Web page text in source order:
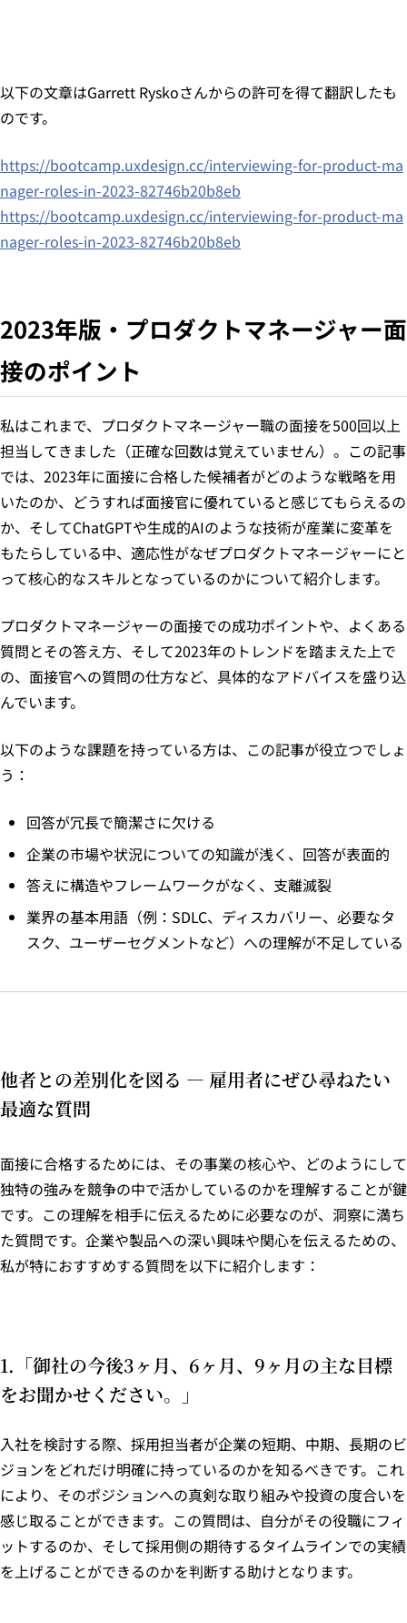
以下の文章はGarrett Ryskoさんからの許可を得て翻訳したも
のです。
https://bootcamp.uxdesign.cc/interviewing-for-product-ma
nager-roles-in-2023-82746b20b8eb
https://bootcamp.uxdesign.cc/interviewing-for-product-ma
nager-roles-in-2023-82746b20b8eb
2023年版・プロダクトマネージャー面
接のポイント
私はこれまで、プロダクトマネージャー職の面接を500回以上
担当してきました（正確な回数は覚えていません）。この記事
では、2023年に面接に合格した候補者がどのような戦略を用
いたのか、どうすれば面接官に優れていると感じてもらえるの
か、そしてChatGPTや生成的AIのような技術が産業に変革を
もたらしている中、適応性がなぜプロダクトマネージャーにと
って核心的なスキルとなっているのかについて紹介します。
プロダクトマネージャーの面接での成功ポイントや、よくある
質問とその答え方、そして2023年のトレンドを踏まえた上で
の、面接官への質問の仕方など、具体的なアドバイスを盛り込
んでいます。
以下のような課題を持っている方は、この記事が役立つでしょ
う：
回答が冗長で簡潔さに欠ける
企業の市場や状況についての知識が浅く、回答が表面的
答えに構造やフレームワークがなく、支離滅裂
業界の基本用語（例：SDLC、ディスカバリー、必要なタ
スク、ユーザーセグメントなど）への理解が不足している
他者との差別化を図る — 雇用者にぜひ尋ねたい
最適な質問
面接に合格するためには、その事業の核心や、どのようにして
独特の強みを競争の中で活かしているのかを理解することが鍵
です。この理解を相手に伝えるために必要なのが、洞察に満ち
た質問です。企業や製品への深い興味や関心を伝えるための、
私が特におすすめする質問を以下に紹介します：
1.「御社の今後3ヶ月、6ヶ月、9ヶ月の主な目標
をお聞かせください。」
入社を検討する際、採用担当者が企業の短期、中期、長期のビ
ジョンをどれだけ明確に持っているのかを知るべきです。これ
により、そのポジションへの真剣な取り組みや投資の度合いを
感じ取ることができます。この質問は、自分がその役職にフィ
ットするのか、そして採用側の期待するタイムラインでの実績
を上げることができるのかを判断する助けとなります。